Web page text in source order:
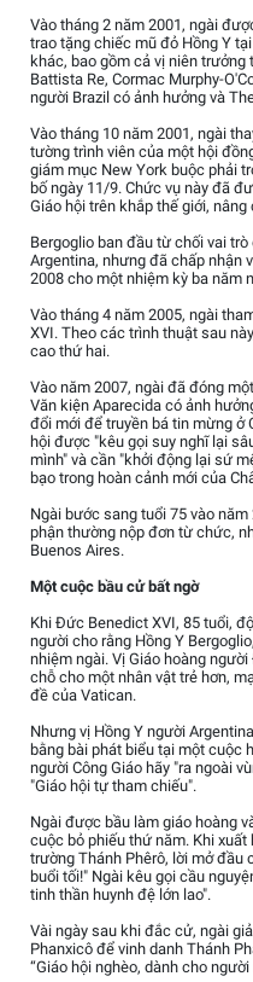
Vào tháng 2 năm 2001, ngài
trao tặng chiếc mũ đỏ Hồng Y
khác, bao gồm cả vị niên trưởng
Battista Re, Cormac Murphy-
người Brazil có ảnh hưởng và
Vào tháng 10 năm 2001, ngài
tường trình viên của một hội
giám mục New York buộc phải
bố ngày 11/9. Chức vụ này đã
Giáo hội trên khắp thế giới,
Bergoglio ban đầu từ chối vai
Argentina, nhưng đã chấp nhận
2008 cho một nhiệm kỳ ba năm
Vào tháng 4 năm 2005, ngài
XVI. Theo các trình thuật sau
cao thứ hai.
Vào năm 2007, ngài đã đóng
Văn kiện Aparecida có ảnh
đổi mới để truyền bá tin mừng ở
hội được "kêu gọi suy nghĩ lại
mình" và cần "khởi động lại sứ
bạo trong hoàn cảnh mới của
Ngài bước sang tuổi 75 vào
phận thường nộp đơn từ chức,
Buenos Aires.
Một cuộc bầu cử bất ngờ
Khi Đức Benedict XVI, 85 tuổi,
người cho rằng Hồng Y
nhiệm ngài. Vị Giáo hoàng
chỗ cho một nhân vật trẻ hơn,
đề của Vatican.
Nhưng vị Hồng Y người
bằng bài phát biểu tại một cuộc
người Công Giáo hãy "ra ngoài
"Giáo hội tự tham chiếu".
Ngài được bầu làm giáo hoàng
cuộc bỏ phiếu thứ năm. Khi
trường Thánh Phêrô, lời mở đầu
buổi tối!" Ngài kêu gọi cầu
tinh thần huynh đệ lớn lao".
Vài ngày sau khi đắc cử, ngài
Phanxicô để vinh danh Thánh
“Giáo hội nghèo, dành cho người